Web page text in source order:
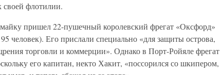
своей флотилии.
пришел 22-пушечный королевский фрегат «Оксфорд»
человек). Его прислали специально «для защиты острова,
торговли и коммерции». Однако в Порт-Ройяле фрегат
его капитан, некто Хакит, «поссорился со шкипером,